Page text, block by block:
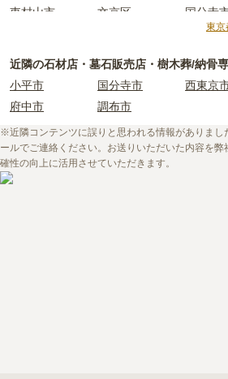
また、ライフドットにご相談いただけれ
しかし、寺院に関する情報は公開されて
ご自身で現地に行って確かめるしかない
を情報発信しています。
初めての寺院墓地選びに不安がある方はぜ
ださい。
・寺院墓地の使用料相場は約77万円。檀
・お寺の納骨堂を探したい！選ぶときの注
解説！
東村山市
文京区 国分寺
東大和
日野市
八王子市 大田区
多摩市
千代田区
東久留米市
東京
近隣の石材店・墓石販売店・樹木葬/納骨
小平市
国分寺市 西東京
府中市
調布市
※近隣コンテンツに誤りと思われる情報がありまし
ールでご連絡ください。お送りいただいた内容を
確性の向上に活用させていただきます。